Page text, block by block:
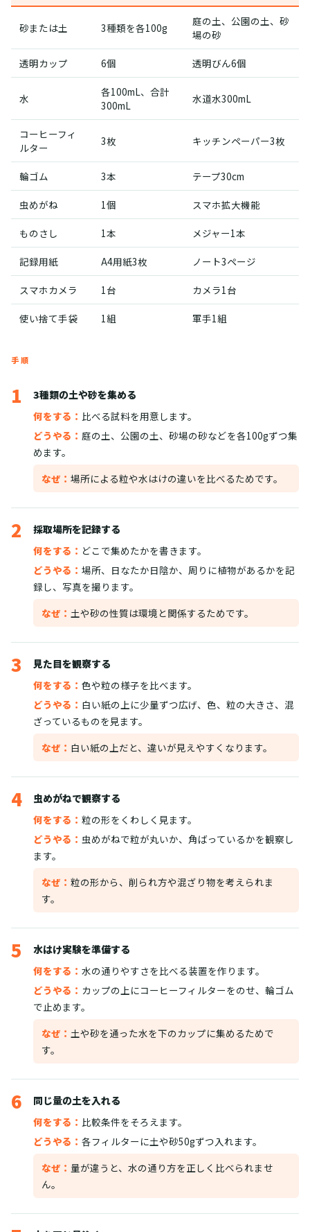
砂または土 3種類を各100g
庭の土、公園の土、砂
場の砂
透明カップ 6個 透明びん6個
水
各100mL、合計
300mL
水道水300mL
コーヒーフィ
ルター
3枚 キッチンペーパー3枚
輪ゴム 3本 テープ30cm
虫めがね 1個 スマホ拡大機能
ものさし 1本 メジャー1本
記録用紙 A4用紙3枚 ノート3ページ
スマホカメラ 1台 カメラ1台
使い捨て手袋 1組 軍手1組
手順
1
3種類の土や砂を集める
何をする： 比べる試料を用意します。
どうやる： 庭の土、公園の土、砂場の砂などを各100gずつ集
めます。
なぜ： 場所による粒や水はけの違いを比べるためです。
2
採取場所を記録する
何をする： どこで集めたかを書きます。
どうやる： 場所、日なたか日陰か、周りに植物があるかを記
録し、写真を撮ります。
なぜ： 土や砂の性質は環境と関係するためです。
3
見た目を観察する
何をする： 色や粒の様子を比べます。
どうやる： 白い紙の上に少量ずつ広げ、色、粒の大きさ、混
ざっているものを見ます。
なぜ： 白い紙の上だと、違いが見えやすくなります。
4
虫めがねで観察する
何をする： 粒の形をくわしく見ます。
どうやる： 虫めがねで粒が丸いか、角ばっているかを観察し
ます。
なぜ： 粒の形から、削られ方や混ざり物を考えられま
す。
5
水はけ実験を準備する
何をする： 水の通りやすさを比べる装置を作ります。
どうやる： カップの上にコーヒーフィルターをのせ、輪ゴム
で止めます。
なぜ： 土や砂を通った水を下のカップに集めるためで
す。
6
同じ量の土を入れる
何をする： 比較条件をそろえます。
どうやる： 各フィルターに土や砂50gずつ入れます。
なぜ： 量が違うと、水の通り方を正しく比べられませ
ん。